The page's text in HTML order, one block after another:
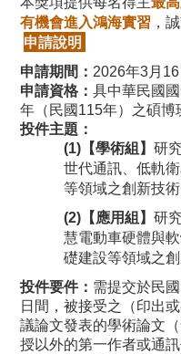
有機會進入鴻海實習 ，
申請說明
申請期間： 2026年3月
申請資格：具中華民國
年（民國115年）之碩博
投件主題：
(1) 【學術組】研
世代通訊、低軌
等領域之創新技術
(2) 【應用組】研
慧電動車硬體與
礎建設等領域之創
投件要件： 需提交於民
日間，被接受之（印出
議論文發表的學術論文
授以外的第一作者或通訊